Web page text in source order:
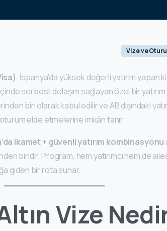
Vize ve
, İspanya’da yüksek değerli yatırım yapan
serbest dolaşım sağlayan özel bir yatırım
biri olarak kabul edilir ve AB dışındaki
oturum elde etmelerine imkân tanır.
ikamet + güvenli yatırım kombinasyonu
biridir. Program, hem yatırımcı hem de
giden bir rota sunar.
Vize